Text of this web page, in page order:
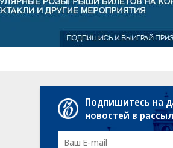
Правовая информация
E-mail рассылки
Подпишитесь на
новостей в